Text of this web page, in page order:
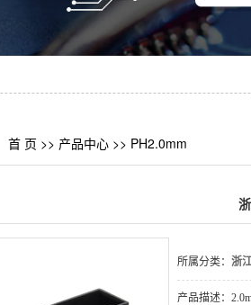
首 页 >> 产品中心 >> PH2.0mm
所属分类： 浙
产品描述：